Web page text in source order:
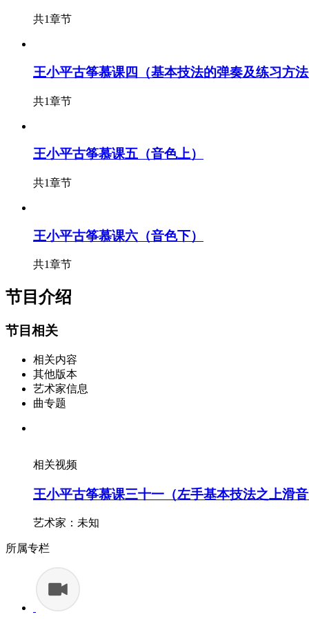
共1章节
王小平古筝慕课四（基本技法的弹奏及练习方
共1章节
王小平古筝慕课五（音色上）
共1章节
王小平古筝慕课六（音色下）
共1章节
节目介绍
节目相关
相关内容
其他版本
艺术家信息
曲专题
相关视频
王小平古筝慕课三十一（左手基本技法之上滑
艺术家：未知
所属专栏